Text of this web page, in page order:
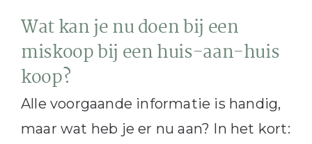
Wat kan je nu doen bij een
miskoop bij een huis-aan-huis
koop?
Alle voorgaande informatie is handig,
maar wat heb je er nu aan? In het kort: